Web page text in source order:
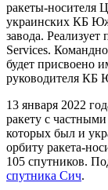
ракеты-носителя
украинских КБ
завода.
Services.
будет присвоено
руководителя КБ
13 января 2022
ракету с
которых был и
орбиту ракета-
105 спутников.
спутника Сич.